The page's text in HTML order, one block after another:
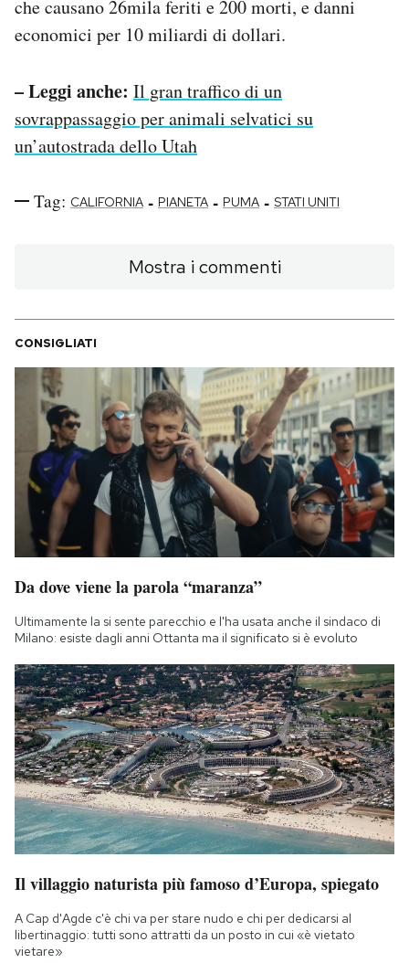
che causano 26mila feriti e 200 morti, e danni
economici per 10 miliardi di dollari.
– Leggi anche: Il gran traffico di un
sovrappassaggio per animali selvatici su
un’autostrada dello Utah
Tag: CALIFORNIA - PIANETA - PUMA - STATI UNITI
Mostra i commenti
CONSIGLIATI
Da dove viene la parola “maranza”
Ultimamente la si sente parecchio e l'ha usata anche il sindaco di
Milano: esiste dagli anni Ottanta ma il significato si è evoluto
Il villaggio naturista più famoso d’Europa, spiegato
A Cap d'Agde c'è chi va per stare nudo e chi per dedicarsi al
libertinaggio: tutti sono attratti da un posto in cui «è vietato
vietare»